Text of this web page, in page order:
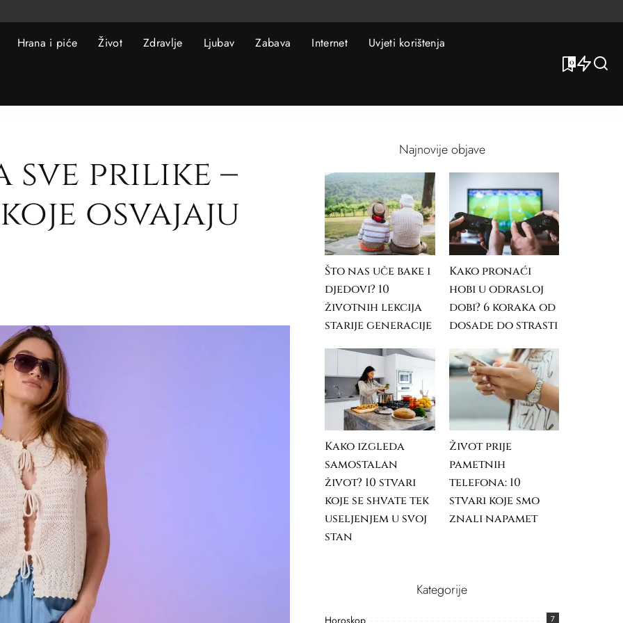
Hrana i piće Život Zdravlje Ljubav Zabava Internet Uvjeti korištenja
0
sve prilike –
osvajaju
Najnovije objave
Što nas uče bake i
djedovi? 10
životnih lekcija
starije generacije
Kako pronaći
hobi u odrasloj
dobi? 6 koraka od
dosade do strasti
Kako izgleda
samostalan
život? 10 stvari
koje se shvate tek
useljenjem u svoj
stan
Život prije
pametnih
telefona: 10
stvari koje smo
znali napamet
Kategorije
7